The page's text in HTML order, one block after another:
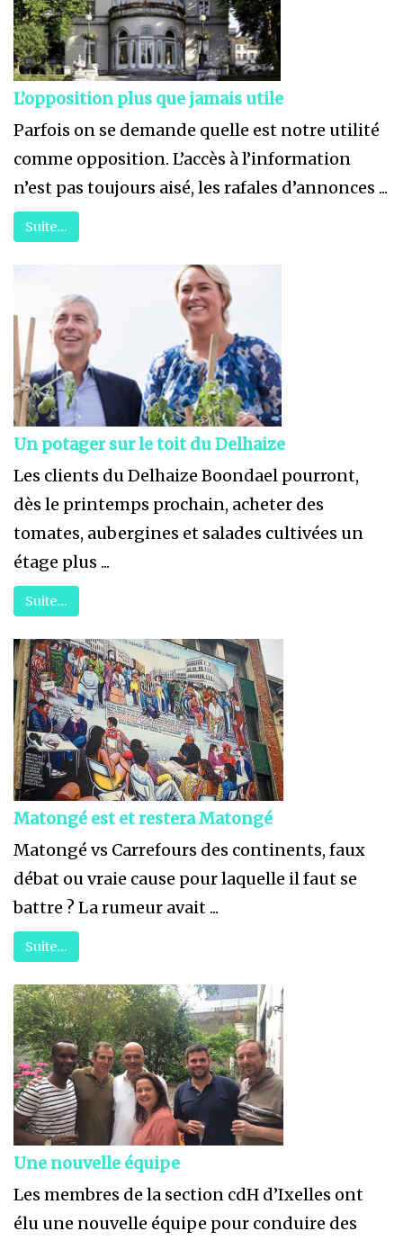
L’opposition plus que jamais utile
Parfois on se demande quelle est notre utilité
comme opposition. L’accès à l’information
n’est pas toujours aisé, les rafales d’annonces ...
Suite…
Un potager sur le toit du Delhaize
Les clients du Delhaize Boondael pourront,
dès le printemps prochain, acheter des
tomates, aubergines et salades cultivées un
étage plus ...
Suite…
Matongé est et restera Matongé
Matongé vs Carrefours des continents, faux
débat ou vraie cause pour laquelle il faut se
battre ? La rumeur avait ...
Suite…
Une nouvelle équipe
Les membres de la section cdH d’Ixelles ont
élu une nouvelle équipe pour conduire des